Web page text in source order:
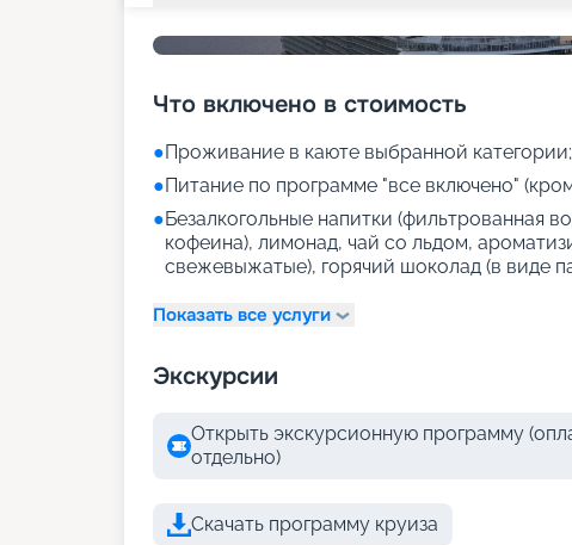
Что включено в стоимость
●Проживание в каюте выбранной категории;
●Питание по программе "все включено"
●Безалкогольные напитки (фильтрованная
кофеина), лимонад, чай со льдом,
свежевыжатые), горячий шоколад (в виде
Показать все услуги
Экскурсии
Открыть экскурсионную программу
отдельно)
Скачать программу круиза